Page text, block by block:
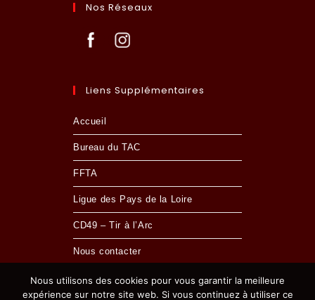
Nos Réseaux
Liens Supplémentaires
Accueil
Bureau du TAC
FFTA
Ligue des Pays de la Loire
CD49 – Tir à l’Arc
Nous contacter
Nous utilisons des cookies pour vous garantir la meilleure
expérience sur notre site web. Si vous continuez à utiliser ce